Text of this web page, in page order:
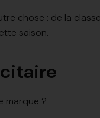
chose : de la
saison.
marque ?